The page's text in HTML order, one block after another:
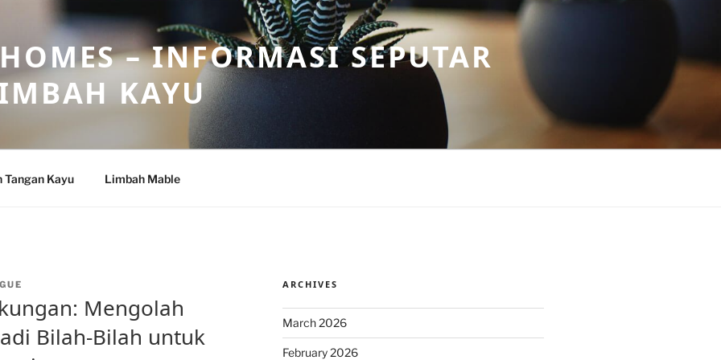
– INFORMASI SEPUTAR
KAYU
Tangan Kayu Limbah Mable
Mengolah
Bilah-Bilah untuk
ARCHIVES
March 2026
February 2026